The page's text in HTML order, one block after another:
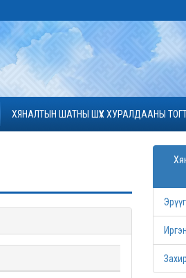
ХЯНАЛТЫН ШАТНЫ ШҮҮХ ХУРАЛДААНЫ